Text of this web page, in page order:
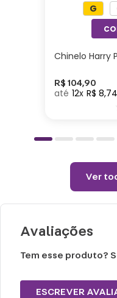
Altura: 30cm|
28cm|
Cuidados e
Passar com
Não alvejar.
Temperatura
Não limpar a seco.
Chinelo Harry
R$ 104,90
12 R$ 8,74
G
Ver
Avaliações
Tem esse produto?
ESCREVER